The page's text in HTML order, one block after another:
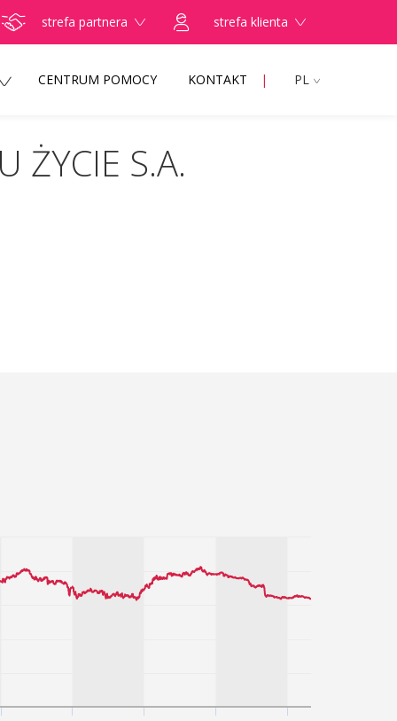
strefa partnera strefa klienta
CENTRUM POMOCY KONTAKT PL
ŻYCIE S.A.